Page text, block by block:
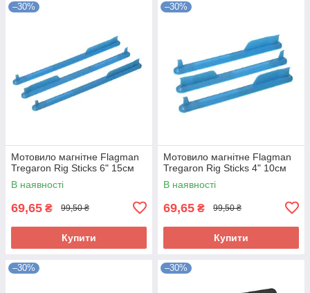
–30%
Мотовило магнітне Flagman
Tregaron Rig Sticks 6" 15см
В наявності
69,65 ₴ 99,50 ₴
Купити
–30%
Мотовило магнітне Flagman
Tregaron Rig Sticks 4" 10см
В наявності
69,65 ₴ 99,50 ₴
Купити
–30% –30%